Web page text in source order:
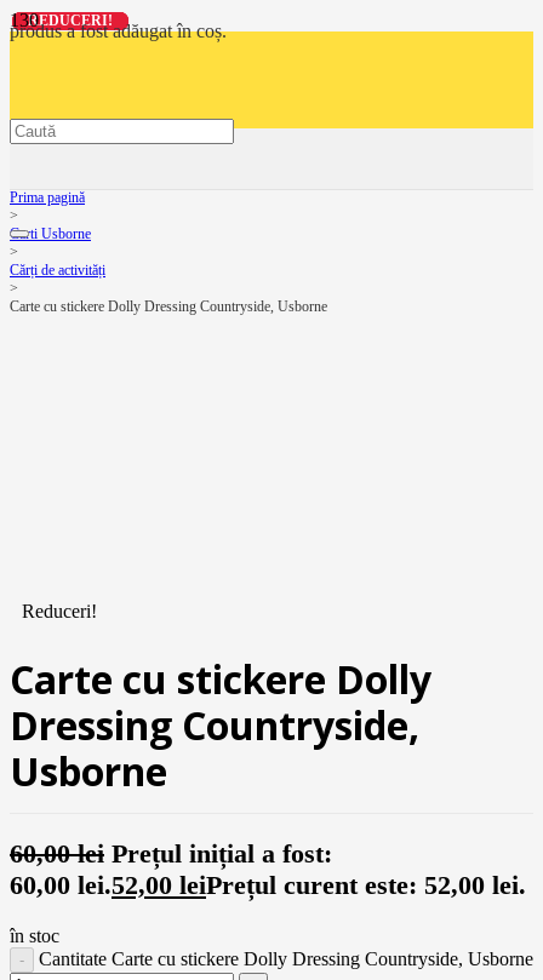
produsa fost adăugat în coș.
Prima pagină
>
Carti Usborne
>
Cărți de activități
>
Carte cu stickere Dolly Dressing Countryside, Usborne
Reduceri!
Carte cu stickere Dolly
Dressing Countryside,
Usborne
60,00lei Prețul inițial a fost:
60,00 lei.52,00 leiPrețul curent este: 52,00 lei.
în stoc
Cantitate Carte cu stickere Dolly Dressing Countryside, Usborne
REDUCERI!
REDUCERI!
REDUCERI!
REDUCERI!